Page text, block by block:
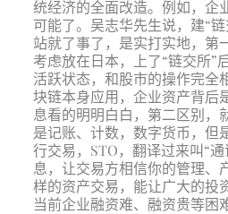
统经济的全面改造。例如，企
可能了。吴志华先生说，建“
站就了事了，是实打实地，第
考虑放在日本，上了“链交所”
活跃状态，和股市的操作完全
块链本身应用，企业资产背后
息看的明明白白，第二区别，
是记账、计数，数字货币，但
行交易，STO，翻译过来叫“
息，让交易方相信你的管理、
样的资产交易，能让广大的投
当前企业融资难、融资贵等困